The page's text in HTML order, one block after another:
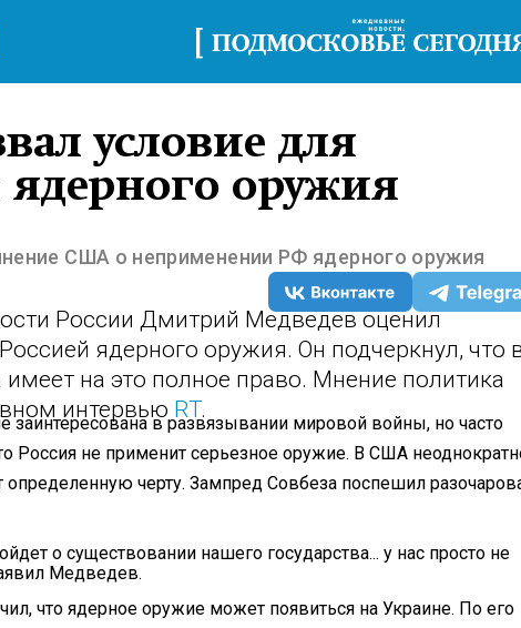
условие для
оружия
США о неприменении РФ ядерного оружия
России Дмитрий Медведев оценил
ядерного оружия. Он подчеркнул, что
имеет на это полное право. Мнение политика
интервью RT.
заинтересована в развязывании мировой войны, но часто
Россия не применит серьезное оружие. В США
черту. Зампред Совбеза поспешил
о существовании нашего государства... у нас просто не
Медведев.
что ядерное оружие может появиться на Украине. По его